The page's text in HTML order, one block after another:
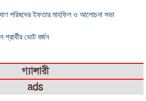
পরিষদের ইফতার মাহফিল ও আলোচনা সভা
ভোট বর্জন
গ্যালারী
ads